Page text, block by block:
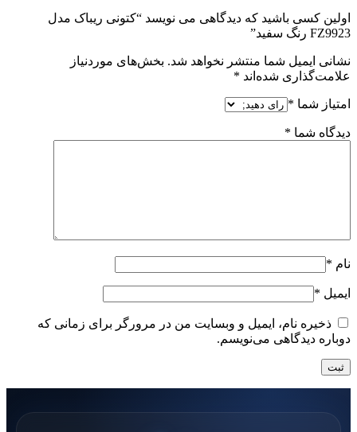
اولین کسی باشید که دیدگاهی می نویسد “کتونی ریباک مدل
FZ9923 رنگ سفید”
نشانی ایمیل شما منتشر نخواهد شد. بخش‌های موردنیاز
علامت‌گذاری شده‌اند *
امتیاز شما *
دیدگاه شما *
نام *
ایمیل *
ذخیره نام، ایمیل و وبسایت من در مرورگر برای زمانی که
دوباره دیدگاهی می‌نویسم.